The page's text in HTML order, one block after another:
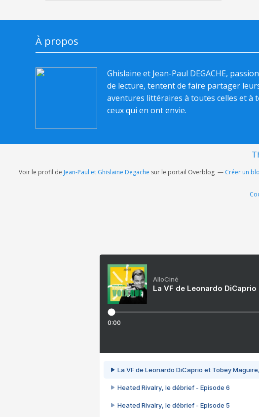
À propos
Ghislaine et Jean-Paul DEGACHE,
de lecture, tentent de faire partager
aventures littéraires à toutes celles et à
ceux qui en ont envie.
Voir le profil de Jean-Paul et Ghislaine Degache sur le portail Overblog Créer un
AlloCiné
La VF de Leonardo
0:00
La VF de Leonardo DiCaprio et Tobey
Heated Rivalry, le débrief - Episode 6
Heated Rivalry, le débrief - Episode 5